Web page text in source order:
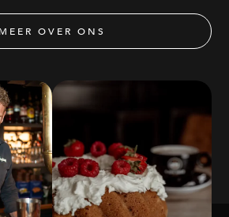
MEER OVER ONS